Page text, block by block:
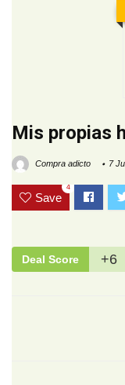
Mis propias
Compra adicto 7
Save
4
Deal Score +6